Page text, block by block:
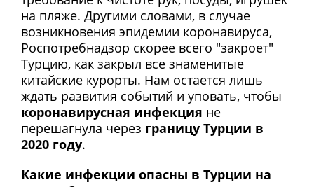
на пляже. Другими словами, в случае
возникновения эпидемии коронавируса,
Роспотребнадзор скорее всего "закроет"
Турцию, как закрыл все знаменитые
китайские курорты. Нам остается лишь
ждать развития событий и уповать, чтобы
коронавирусная инфекция не
перешагнула через границу Турции в
2020 году.
Какие инфекции опасны в Турции на